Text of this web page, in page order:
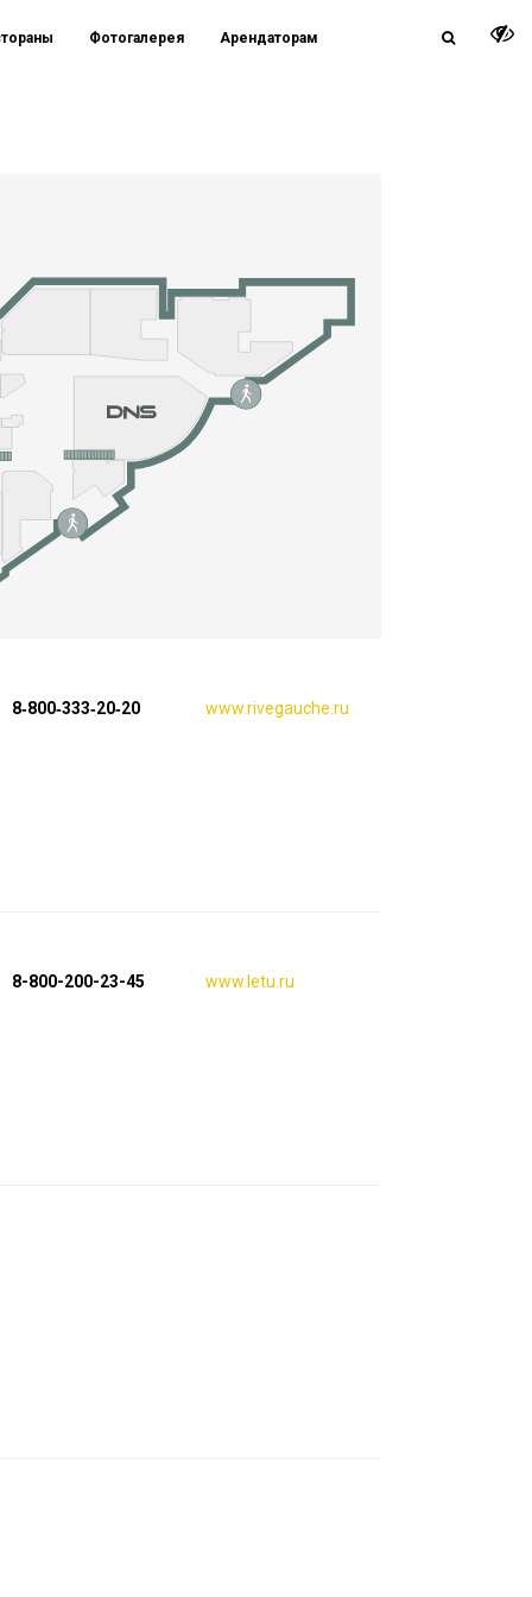
Фотогалерея Арендаторам
8‑800‑333‑20‑20 www.rivegauche.ru
8-800-200-23-45 www.letu.ru